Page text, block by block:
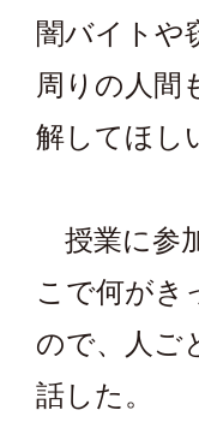
闇バイトや
周りの人間
解してほし
授業に参
こで何がき
ので、人ご
話した。